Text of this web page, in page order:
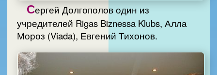
Сергей Долгополов один из
учредителей Rigas Biznessa Klubs, Алла
Мороз (Viada), Евгений Тихонов.